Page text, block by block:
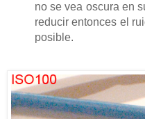
no se vea oscura en
reducir entonces el
posible.